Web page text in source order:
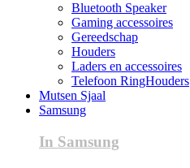
Bluetooth Speaker
Gaming accessoires
Gereedschap
Houders
Laders en accessoires
Telefoon RingHouders
Mutsen Sjaal
Samsung
In Samsung